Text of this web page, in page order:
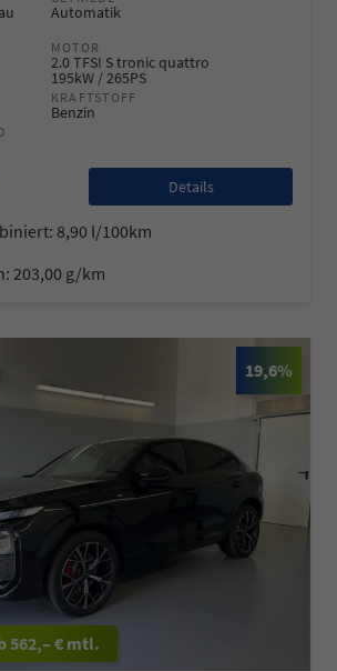
Automatik
MOTOR
2.0 TFSI S tronic quattro
195kW / 265PS
KRAFTSTOFF
Benzin
Details
8,90 l/100km
203,00 g/km
19,6%
562,– € mtl.